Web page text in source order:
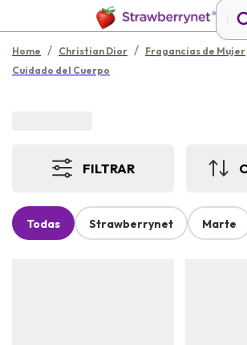
Home / Christian Dior / Fragancias de Mujer
Cuidado del Cuerpo
FILTRAR
Todas Strawberrynet Marte